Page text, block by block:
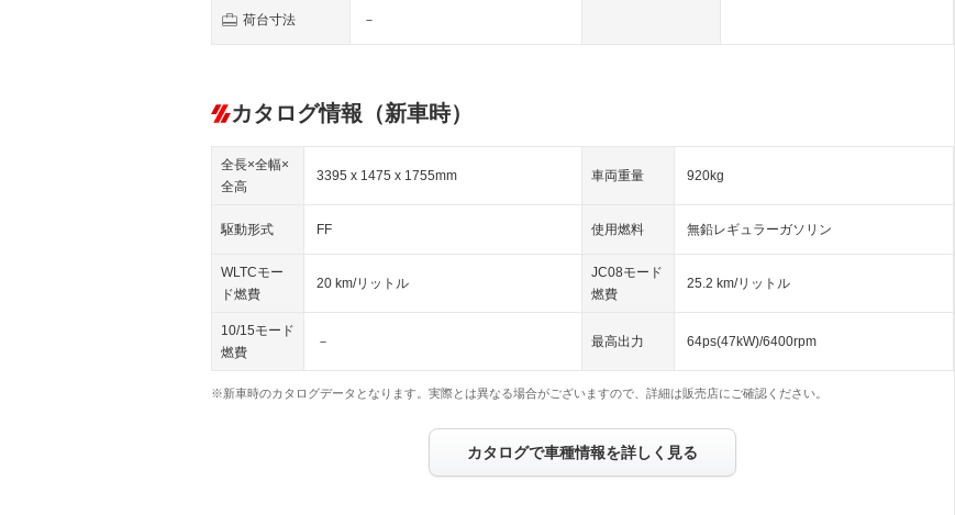
荷台寸法 －
カタログ情報（新車時）
全長×全幅×
全高
3395 x 1475 x 1755mm 車両重量 920kg
駆動形式 FF 使用燃料 無鉛レギュラーガソリン
WLTCモー
ド燃費
20 km/リットル
JC08モード
燃費
25.2 km/リットル
10/15モード
燃費
－ 最高出力 64ps(47kW)/6400rpm
※新車時のカタログデータとなります。実際とは異なる場合がございますので、詳細は販売店にご確認ください。
カタログで車種情報を詳しく見る